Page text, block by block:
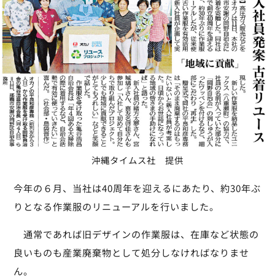
沖縄タイムス社 提供
今年の６月、当社は40周年を迎えるにあたり、約30年ぶ
りとなる作業服のリニューアルを行いました。
通常であれば旧デザインの作業服は、在庫など状態の
良いものも産業廃棄物として処分しなければなりませ
ん。